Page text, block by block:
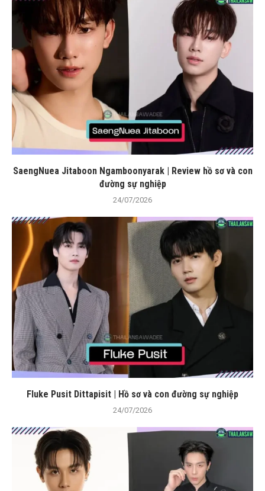
SaengNuea Jitaboon Ngamboonyarak | Review hồ sơ và con
đường sự nghiệp
24/07/2026
Fluke Pusit Dittapisit | Hồ sơ và con đường sự nghiệp
24/07/2026